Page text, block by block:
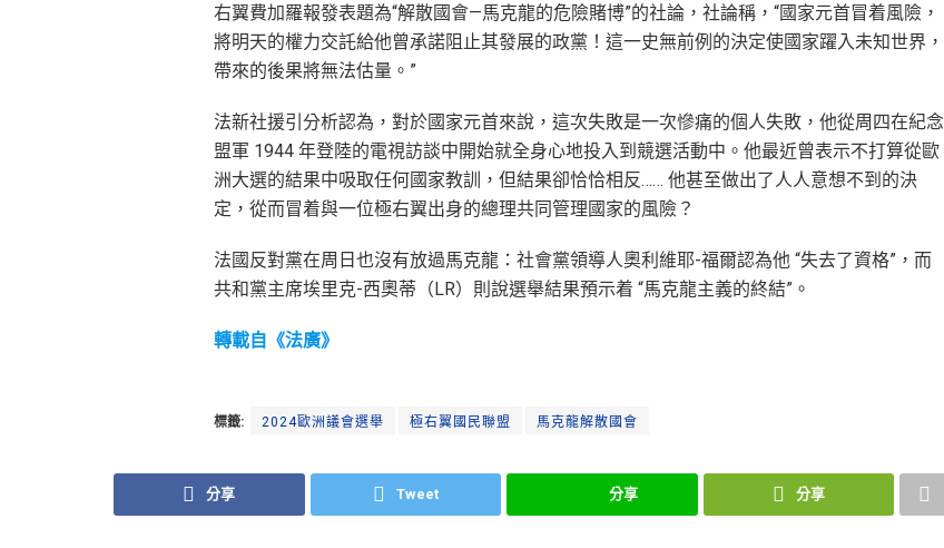
右翼費加羅報發表題為“解散國會—馬克龍的危險賭博”的社論，社論稱，“國家元首冒着風險，
將明天的權力交託給他曾承諾阻止其發展的政黨！這一史無前例的決定使國家躍入未知世界，
帶來的後果將無法估量。”
法新社援引分析認為，對於國家元首來說，這次失敗是一次慘痛的個人失敗，他從周四在紀念
盟軍 1944 年登陸的電視訪談中開始就全身心地投入到競選活動中。他最近曾表示不打算從歐
洲大選的結果中吸取任何國家教訓，但結果卻恰恰相反…… 他甚至做出了人人意想不到的決
定，從而冒着與一位極右翼出身的總理共同管理國家的風險？
法國反對黨在周日也沒有放過馬克龍：社會黨領導人奧利維耶-福爾認為他 “失去了資格”，而
共和黨主席埃里克-西奧蒂（LR）則說選舉結果預示着 “馬克龍主義的終結”。
轉載自《法廣》
標籤: 2024歐洲議會選舉 極右翼國民聯盟 馬克龍解散國會
分享 Tweet 分享 分享